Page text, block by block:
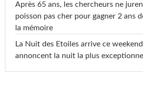
Après 65 ans, les chercheurs ne
poisson pas cher pour gagner 2 ans
la mémoire
La Nuit des Etoiles arrive ce
annoncent la nuit la plus